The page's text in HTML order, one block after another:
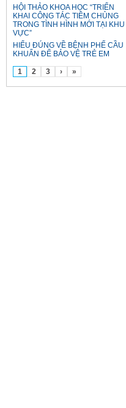
HỘI THẢO KHOA HỌC “TRIỂN
KHAI CÔNG TÁC TIÊM CHỦNG
TRONG TÌNH HÌNH MỚI TẠI KHU
VỰC”
HIỂU ĐÚNG VỀ BỆNH PHẾ CẦU
KHUẨN ĐỂ BẢO VỆ TRẺ EM
1 2 3 › »